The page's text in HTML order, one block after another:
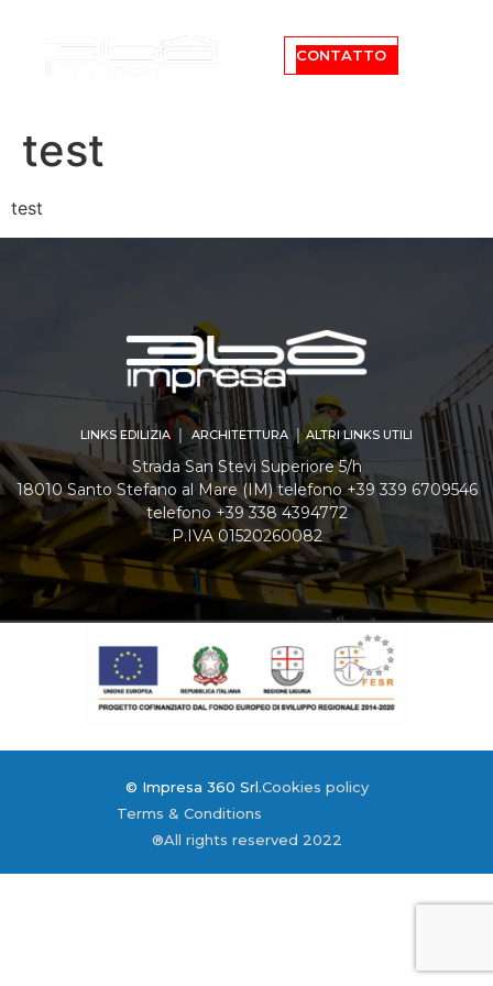
CONTATTO
test
test
LINKS EDILIZIA │ ARCHITETTURA │ ALTRI LINKS UTILI
Strada San Stevi Superiore 5/h
18010 Santo Stefano al Mare (IM) telefono +39 339 6709546
telefono +39 338 4394772
P.IVA 01520260082
© Impresa 360 Srl.Cookies policy
Terms & Conditions
®All rights reserved 2022